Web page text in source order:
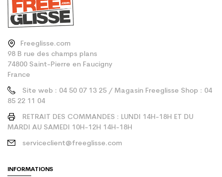
Freeglisse.com
98 B rue des champs plans
74800 Saint-Pierre en Faucigny
France
Site web : 04 50 07 13 25 / Magasin Freeglisse Shop : 04
85 22 11 04
RETRAIT DES COMMANDES : LUNDI 14H-18H ET DU
MARDI AU SAMEDI 10H-12H 14H-18H
serviceclient@freeglisse.com
INFORMATIONS